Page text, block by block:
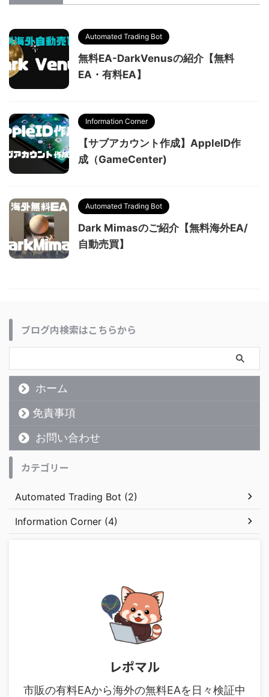
Automated Trading Bot
無料EA-DarkVenusの紹介【無料
EA・有料EA】
Information Corner
【サブアカウント作成】AppleID作
成（GameCenter)
Automated Trading Bot
Dark Mimasのご紹介【無料海外EA/
自動売買】
ブログ内検索はこちらから
ホーム
免責事項
お問い合わせ
カテゴリー
Automated Trading Bot (2)
Information Corner (4)
レポマル
市販の有料EAから海外の無料EAを日々検証中